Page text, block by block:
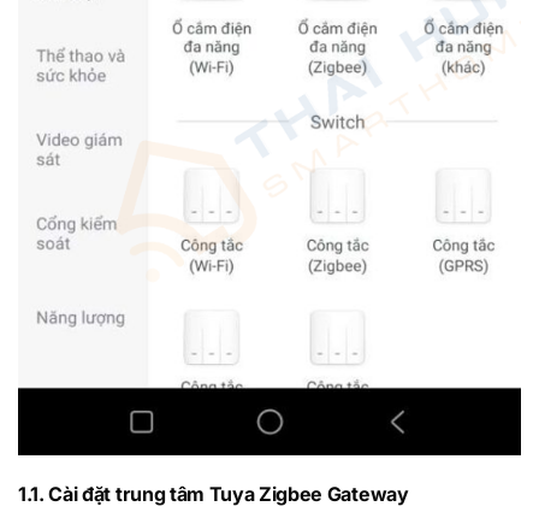
1.1. Cài đặt trung tâm Tuya Zigbee Gateway